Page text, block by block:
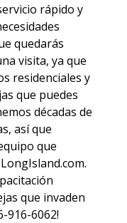
rápido y
quedarás
visita, ya que
residenciales y
que puedes
décadas de
así que
que
que invaden
916-6062!